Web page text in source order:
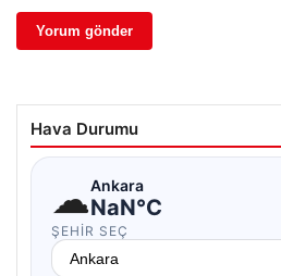
Hava Durumu
☁Ankara
NaN°C
ŞEHIR SEÇ